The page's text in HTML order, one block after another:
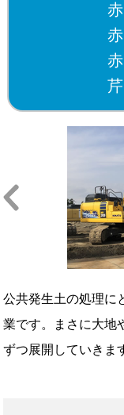
公共発生土の処理に
業です。まさに大地
ずつ展開していきま